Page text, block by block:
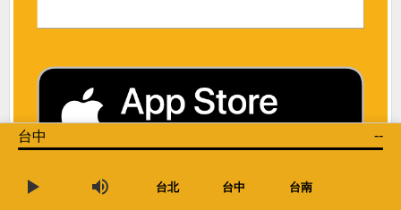
台中 --
台北 台中 台南